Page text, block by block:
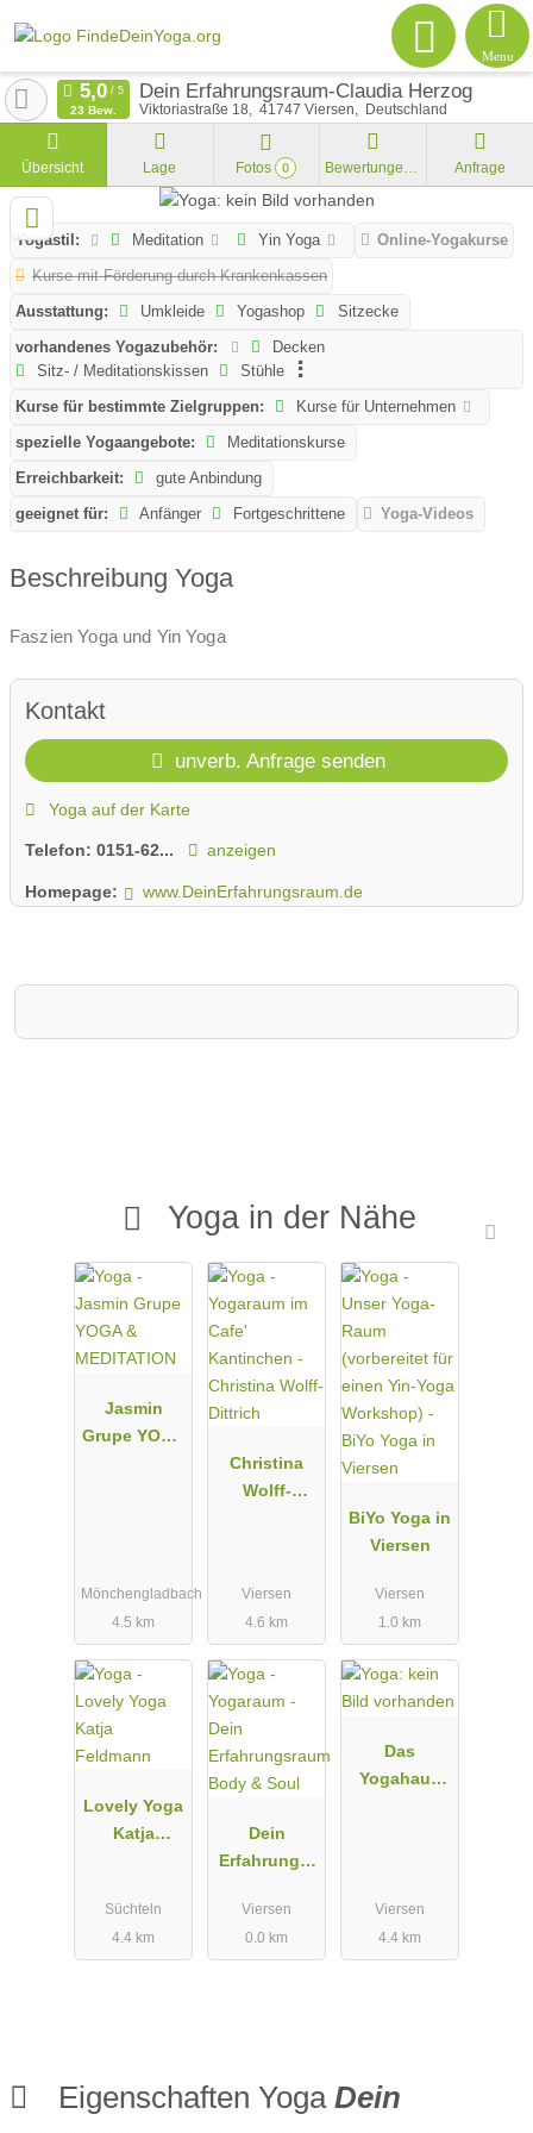
Menu
Dein Erfahrungsraum-Claudia Herzog
Viktoriastraße 18 41747 Viersen Deutschland
23 Bew.
Übersicht Lage Fotos 0 Bewertungen Anfrage
Yogastil: Meditation Yin Yoga
Online-Yogakurse
Kurse mit Förderung durch Krankenkassen
Ausstattung:
Umkleide Yogashop
Sitzecke
vorhandenes Yogazubehör:
Decken
Sitz- / Meditationskissen
Stühle
Kurse für bestimmte Zielgruppen:
Kurse für Unternehmen
spezielle Yogaangebote:
Meditationskurse
Erreichbarkeit:
gute Anbindung
geeignet für:
Anfänger Fortgeschrittene Yoga-Videos
Beschreibung Yoga
Faszien Yoga und Yin Yoga
Kontakt
unverb. Anfrage senden
Yoga auf der Karte
Telefon: 0151-62... anzeigen
Homepage: www.DeinErfahrungsraum.de
Yoga in der Nähe
Jasmin
Grupe YOGA
Mönchengladbach
4.5 km
Christina
Wolff-
Viersen
4.6 km
BiYo Yoga in
Viersen
Viersen
1.0 km
Lovely Yoga
Katja
Süchteln
4.4 km
Dein
Erfahrungsr
Soul
Viersen
0.0 km
Das
Yogahaus
Viersen
4.4 km
Eigenschaften Yoga Dein